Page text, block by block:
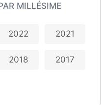
MILLÉSIME
2022 2021
2018 2017